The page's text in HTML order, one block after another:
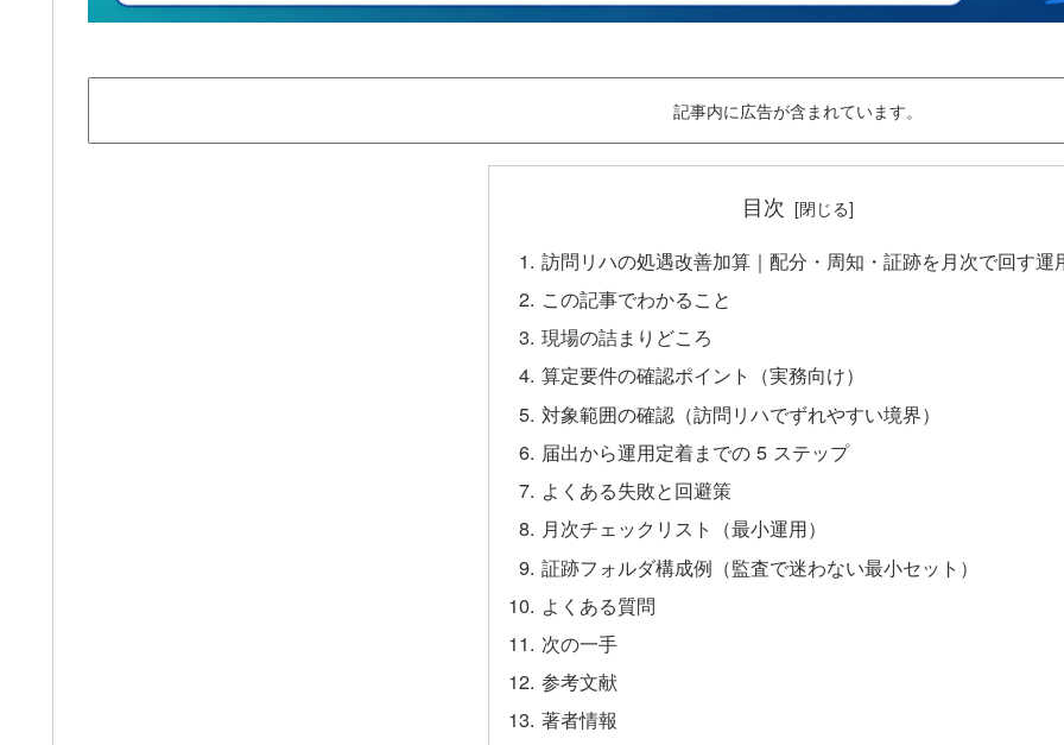
記事内に広告が含まれています。
目次
訪問リハの処遇改善加算｜配分・周知・証跡を月次で回す運
この記事でわかること
現場の詰まりどころ
算定要件の確認ポイント（実務向け）
対象範囲の確認（訪問リハでずれやすい境界）
届出から運用定着までの 5 ステップ
よくある失敗と回避策
月次チェックリスト（最小運用）
証跡フォルダ構成例（監査で迷わない最小セット）
よくある質問
次の一手
参考文献
著者情報